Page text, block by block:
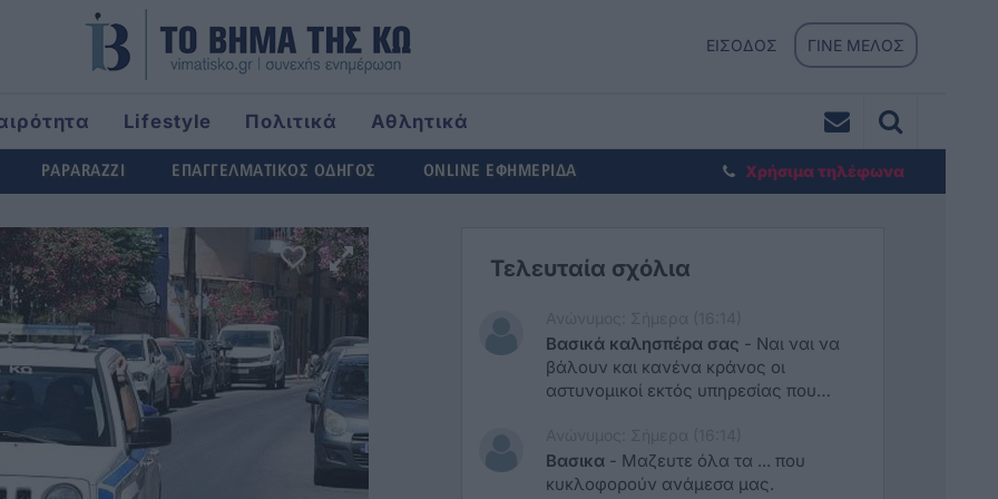
ΕΙΣΟΔΟΣ ΓΙΝΕ ΜΕΛΟΣ
Lifestyle Πολιτικά
Αθλητικά
PAPARAZZI ΕΠΑΓΓΕΛΜΑΤΙΚΟΣ ΟΔΗΓΟΣ ONLINE ΕΦΗΜΕΡΙΔΑ Χρήσιμα τηλέφωνα
Τελευταία σχόλια
Βασικά καλησπέρα σας - Ναι ναι να
βάλουν και κανένα κράνος οι
αστυνομικοί εκτός υπηρεσίας που
που τρέχει σαν τρελή, παραβιάζει
σήματα, μπαίνει ανάποδα στα στενά
Βασικα - Μαζευτε όλα τα ... που
κυκλοφορούν ανάμεσα μας.